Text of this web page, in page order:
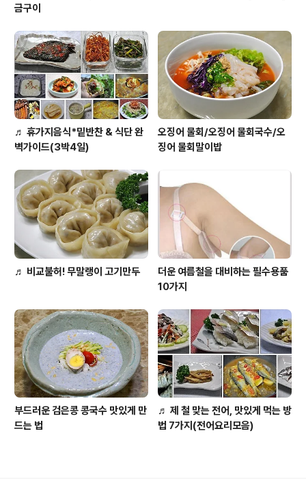
금구이
♬ 휴가지음식*밑반찬 & 식단 완
벽가이드(3박4일)
오징어 물회/오징어 물회국수/오
징어 물회말이밥
♬ 비교불허! 무말랭이 고기만두
더운 여름철을 대비하는 필수용품
10가지
부드러운 검은콩 콩국수 맛있게 만
드는 법
♬ 제 철 맞는 전어, 맛있게 먹는 방
법 7가지(전어요리모음)